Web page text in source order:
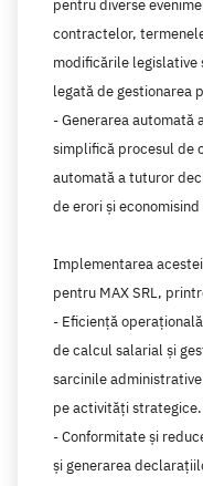
pentru diverse
contractelor,
modificările
legată de gestionarea
- Generarea
simplifică procesul de
automată a tuturor
de erori și
Implementarea
pentru MAX SRL,
- Eficiență
de calcul salarial și
sarcinile
pe activități strategice.
- Conformitate și
și generarea